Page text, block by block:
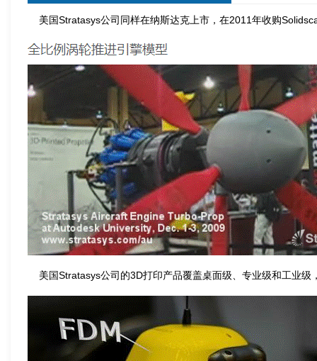
美国Stratasys公司同样在纳斯达克上市，在2011年收购
美国Stratasys公司的3D打印产品覆盖桌面级、专业级和工业级